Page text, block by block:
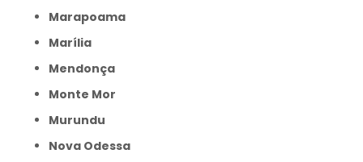
Marapoama
Marília
Mendonça
Monte Mor
Murundu
Nova Odessa